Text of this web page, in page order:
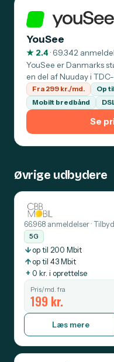
YouSee
★ 2.4· 69.342
YouSee er Danmarks
en del af Nuuday i
Fra 299 kr./md. Op
Mobilt bredbånd
Se
Øvrige udbydere
66.968 anmeldelser ·
5G
↓op til 200 Mbit
↑op til 43 Mbit
+ 0 kr. i oprettelse
Pris/md. fra
199 kr.
Læs mere